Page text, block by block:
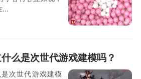
...
么是次世代游戏建模吗？
次世代游戏建模